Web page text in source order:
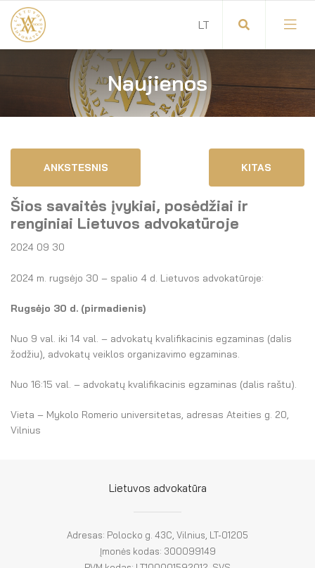
Visuotinis advokatų susirinkimas
Advokatų tarybos pirmininkas
Advokatų taryba
Komitetai
Garbės teismas
Administracija
Savitarna
Savivaldos teisės aktai
Dokumentų atmintinė
Gynėjas
El. parduotuvė
LT
EN
FR
Naujienos
ANKSTESNIS KITAS
Šios savaitės įvykiai, posėdžiai ir
renginiai Lietuvos advokatūroje
2024 09 30
2024 m. rugsėjo 30 – spalio 4 d. Lietuvos advokatūroje:
Rugsėjo 30 d. (pirmadienis)
Nuo 9 val. iki 14 val. – advokatų kvalifikacinis egzaminas (dalis
žodžiu), advokatų veiklos organizavimo egzaminas.
Nuo 16:15 val. – advokatų kvalifikacinis egzaminas (dalis raštu).
Vieta – Mykolo Romerio universitetas, adresas Ateities g. 20,
Vilnius
Lietuvos advokatūra
Adresas: Polocko g. 43C, Vilnius, LT-01205
Įmonės kodas: 300099149